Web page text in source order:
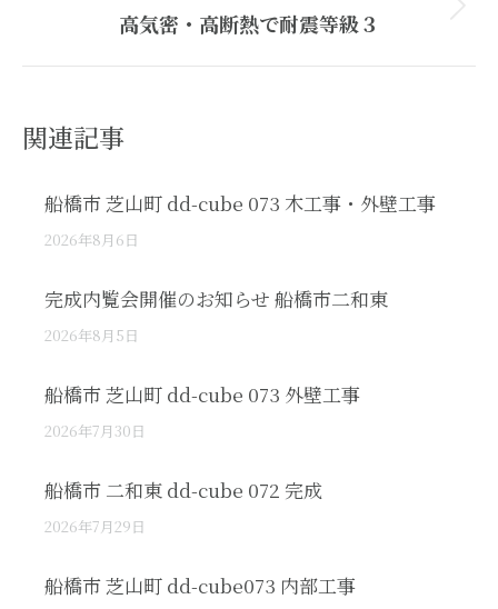
Next
高気密・高断熱で耐震等級３
関連記事
船橋市 芝山町 dd-cube 073 木工事・外壁工事
2026年8月6日
完成内覧会開催のお知らせ 船橋市二和東
2026年8月5日
船橋市 芝山町 dd-cube 073 外壁工事
2026年7月30日
船橋市 二和東 dd-cube 072 完成
2026年7月29日
船橋市 芝山町 dd-cube073 内部工事